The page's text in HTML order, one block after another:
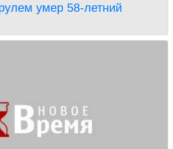
умер 58-летний